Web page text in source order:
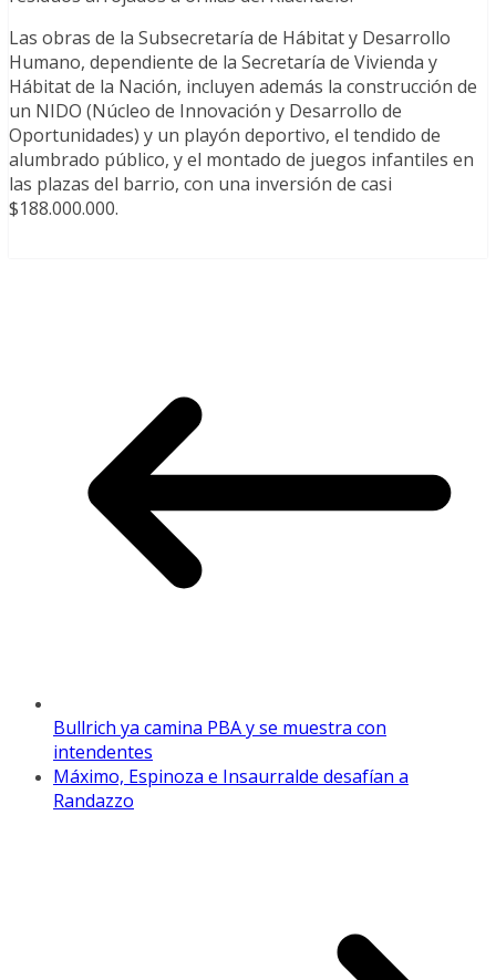
Las obras de la Subsecretaría de Hábitat y Desarrollo
Humano, dependiente de la Secretaría de Vivienda y
Hábitat de la Nación, incluyen además la construcción de
un NIDO (Núcleo de Innovación y Desarrollo de
Oportunidades) y un playón deportivo, el tendido de
alumbrado público, y el montado de juegos infantiles en
las plazas del barrio, con una inversión de casi
$188.000.000.
Bullrich ya camina PBA y se muestra con
intendentes
Máximo, Espinoza e Insaurralde desafían a
Randazzo